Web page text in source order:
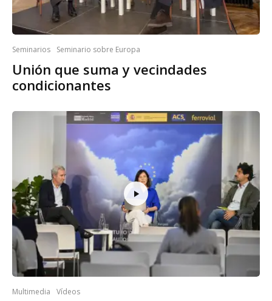
Seminarios Seminario sobre Europa
Unión que suma y vecindades
condicionantes
Multimedia Vídeos